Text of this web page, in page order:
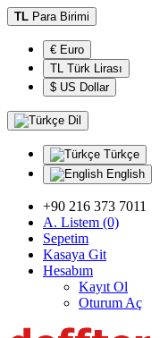
TL Para Birimi
€ Euro
TL Türk Lirası
$ US Dollar
Dil
Türkçe
English
+90 216 373 7011
A. Listem (0)
Sepetim
Kasaya Git
Hesabım
Kayıt Ol
Oturum Aç